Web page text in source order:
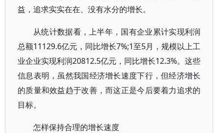
益，追求实实在在、没有水分的增长。
从统计数据看，上半年，国有企业累计实现利润
总额11129.6亿元，同比增长7%;1至5月，规模以上工
业企业实现利润20812.5亿元，同比增长12.3%。这些
信息表明，虽然我国经济增长速度下行，但经济增长
的质量和效益趋于改善，而这正是今后要着力追求的
目标。
怎样保持合理的增长速度